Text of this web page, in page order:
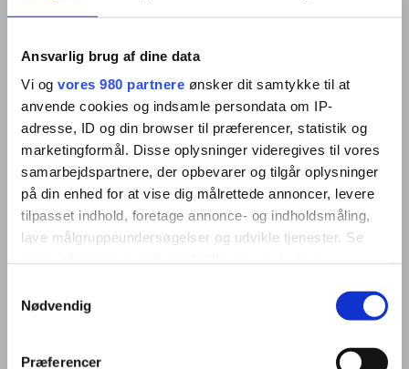
Ansvarlig brug af dine data
Vi og vores 980 partnere ønsker dit samtykke til at
anvende cookies og indsamle persondata om IP-
adresse, ID og din browser til præferencer, statistik og
marketingformål. Disse oplysninger videregives til vores
samarbejdspartnere, der opbevarer og tilgår oplysninger
på din enhed for at vise dig målrettede annoncer, levere
tilpasset indhold, foretage annonce- og indholdsmåling,
lave målgruppeundersøgelser og udvikle tjenester. Se
tilbage eller ændre indstillinger fra vores
"Cookiedeklaration", eller ved at trykke på "Privacy
Nødvendig
Præferencer
Aflæsningsmetoder
Find dén aflæsningsmetode , som passer
bedst til jeres virksomhed - automatisk eller
manuelt.